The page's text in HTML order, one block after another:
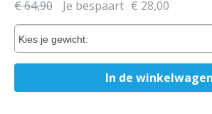
€ 64,90 Je bespaart € 28,00
Kies je gewicht: